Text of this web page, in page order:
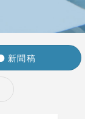
新聞稿